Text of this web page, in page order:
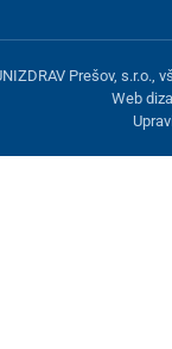
Prešov, s.r.o.,
Web